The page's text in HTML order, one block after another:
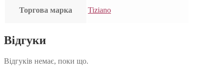
Торгова марка Tiziano
Відгуки
Відгуків немає, поки що.